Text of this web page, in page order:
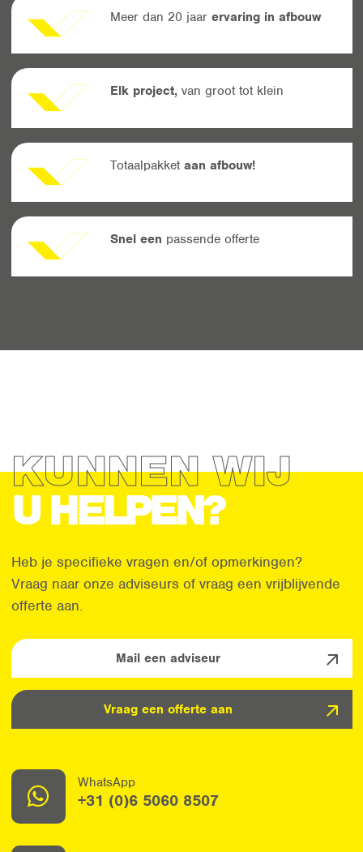
Meer dan 20 jaar ervaring in afbouw
Elk project,van groot tot klein
Totaalpakket aan afbouw!
Snel een passende offerte
KUNNEN WIJ
U HELPEN?
Heb je specifieke vragen en/of opmerkingen?
Vraag naar onze adviseurs of vraag een vrijblijvende
offerte aan.
Mail een adviseur
Vraag een offerte aan
WhatsApp
+31 (0)6 5060 8507